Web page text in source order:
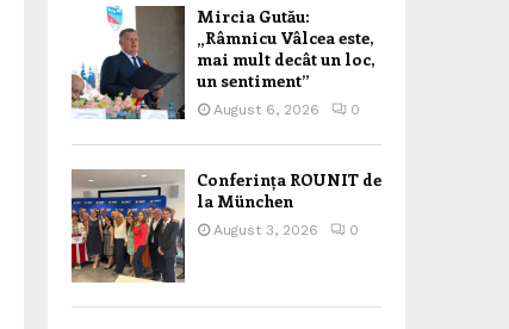
Mircia Gutău:
„Râmnicu Vâlcea este,
mai mult decât un loc,
un sentiment”
August 6, 2026 0
Conferința ROUNIT de
la München
August 3, 2026 0